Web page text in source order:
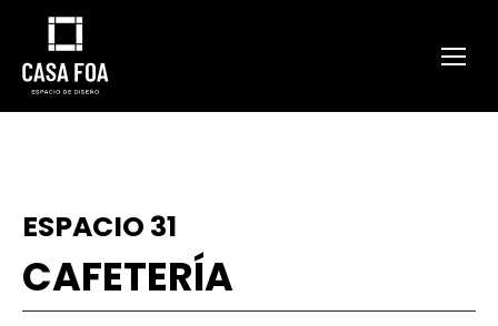
ESPACIO 31
CAFETERÍA